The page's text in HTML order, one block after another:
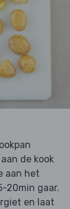
de kook
aan het
20min gaar.
en laat